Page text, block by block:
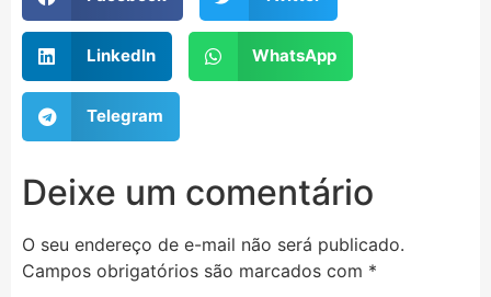
LinkedIn WhatsApp
Telegram
Deixe um comentário
O seu endereço de e-mail não será publicado.
Campos obrigatórios são marcados com *